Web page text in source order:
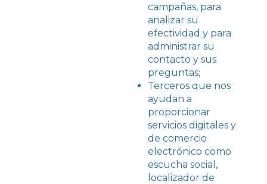
campañas, para
analizar su
efectividad y para
administrar su
contacto y sus
preguntas;
Terceros que nos
ayudan a
proporcionar
servicios digitales y
de comercio
electrónico como
escucha social,
localizador de